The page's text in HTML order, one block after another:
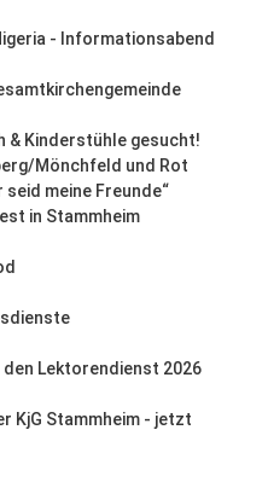
- Informationsabend
& Kinderstühle gesucht!
Mönchfeld und Rot
seid meine Freunde“
in Stammheim
Lektorendienst 2026
KjG Stammheim - jetzt